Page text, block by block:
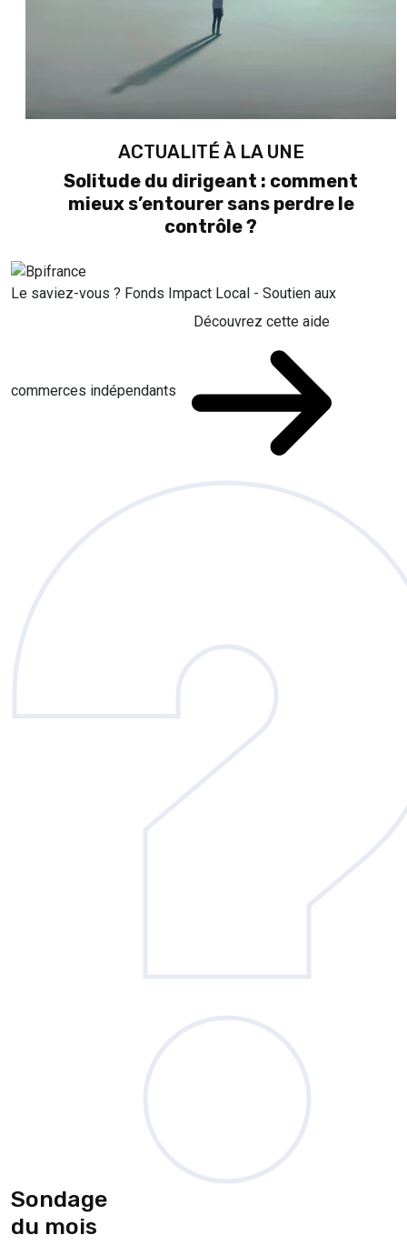
ACTUALITÉ À LA UNE
Solitude du dirigeant : comment
mieux s’entourer sans perdre le
contrôle ?
Le saviez-vous ? Fonds Impact Local - Soutien aux
commerces indépendants
Découvrez cette aide
Sondage
du mois